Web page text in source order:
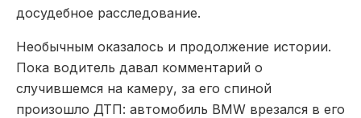
досудебное расследование.
Необычным оказалось и продолжение истории.
Пока водитель давал комментарий о
случившемся на камеру, за его спиной
произошло ДТП: автомобиль BMW врезался в его